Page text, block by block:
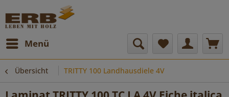
Menü
Übersicht TRITTY 100 Landhausdiele 4V